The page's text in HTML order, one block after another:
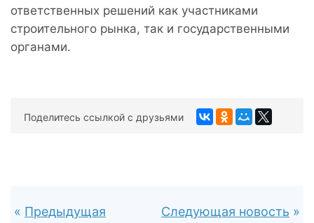
ответственных решений как участниками
строительного рынка, так и государственными
органами.
Поделитесь ссылкой с друзьями
Предыдущая
Следующая новость